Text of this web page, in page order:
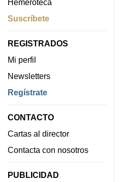
Hemeroteca
Suscríbete
REGISTRADOS
Mi perfil
Newsletters
Regístrate
CONTACTO
Cartas al director
Contacta con nosotros
PUBLICIDAD